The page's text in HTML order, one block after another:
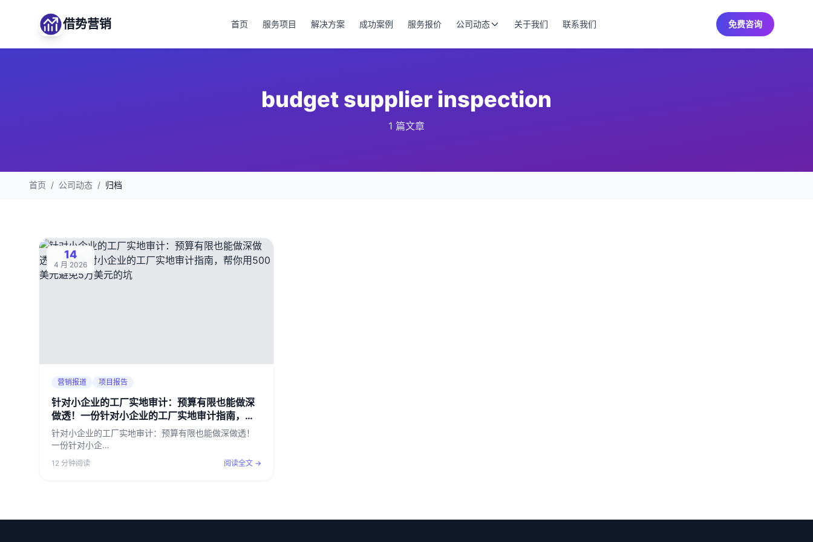
借势营销 首页 服务项目 解决方案 成功案例 服务报价 公司动态 关于我们 联系我们 免费咨询
budget supplier inspection
1 篇文章
首页 / 公司动态 / 归档
14
4 月 2026
营销报道 项目报告
针对小企业的工厂实地审计：预算有限也能做深
做透！一份针对小企业的工厂实地审计指南，帮
你用500美元避免5万美元的坑
针对小企业的工厂实地审计：预算有限也能做深做透！
一份针对小企…
12 分钟阅读 阅读全文 →